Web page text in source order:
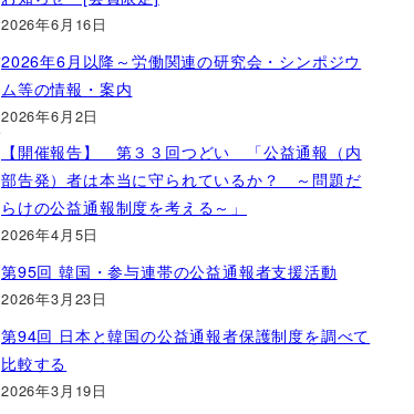
2026年6月16日
2026年6月以降～労働関連の研究会・シンポジウ
ム等の情報・案内
2026年6月2日
【開催報告】 第３３回つどい 「公益通報（内
部告発）者は本当に守られているか？ ～問題だ
らけの公益通報制度を考える～」
2026年4月5日
第95回 韓国・参与連帯の公益通報者支援活動
2026年3月23日
第94回 日本と韓国の公益通報者保護制度を調べて
比較する
2026年3月19日